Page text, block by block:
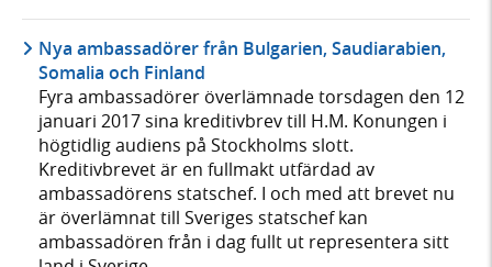
Nya ambassadörer från Bulgarien, Saudiarabien,
Somalia och Finland
Fyra ambassadörer överlämnade torsdagen den 12
januari 2017 sina kreditivbrev till H.M. Konungen i
högtidlig audiens på Stockholms slott.
Kreditivbrevet är en fullmakt utfärdad av
ambassadörens statschef. I och med att brevet nu
är överlämnat till Sveriges statschef kan
ambassadören från i dag fullt ut representera sitt